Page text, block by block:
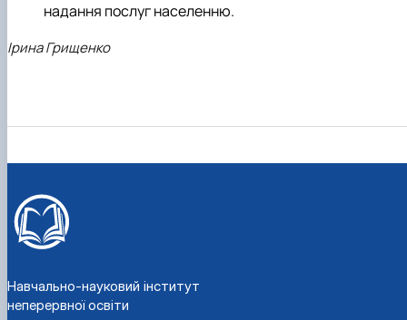
надання послуг населенню.
Ірина Грищенко
Навчально-науковий інститут
неперервної освіти